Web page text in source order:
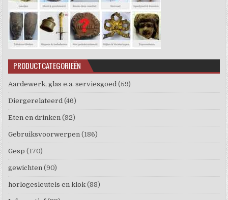
PRODUCTCATEGORIEËN
Aardewerk, glas e.a. serviesgoed (59)
Diergerelateerd (46)
Eten en drinken (92)
Gebruiksvoorwerpen (186)
Gesp (170)
gewichten (90)
horlogesleutels en klok (88)